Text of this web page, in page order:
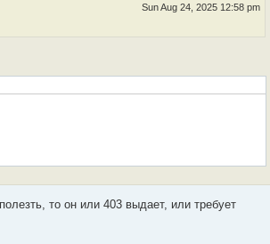
Sun Aug 24, 2025 12:58 pm
то он или 403 выдает, или требует